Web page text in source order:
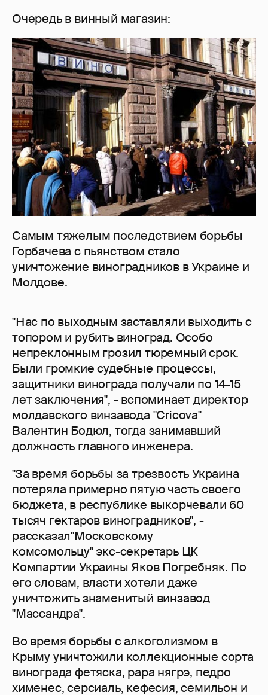
Очередь в винный магазин:
Самым тяжелым последствием борьбы
Горбачева с пьянством стало
уничтожение виноградников в Украине и
Молдове.
"Нас по выходным заставляли выходить с
топором и рубить виноград. Особо
непреклонным грозил тюремный срок.
Были громкие судебные процессы,
защитники винограда получали по 14-15
лет заключения", - вспоминает директор
молдавского винзавода "Cricova"
Валентин Бодюл, тогда занимавший
должность главного инженера.
"За время борьбы за трезвость Украина
потеряла примерно пятую часть своего
бюджета, в республике выкорчевали 60
тысяч гектаров виноградников", -
рассказал"Московскому
комсомольцу" экс-секретарь ЦК
Компартии Украины Яков Погребняк. По
его словам, власти хотели даже
уничтожить знаменитый винзавод
"Массандра".
Во время борьбы с алкоголизмом в
Крыму уничтожили коллекционные сорта
винограда фетяска, рара нягрэ, педро
хименес, серсиаль, кефесия, семильон и